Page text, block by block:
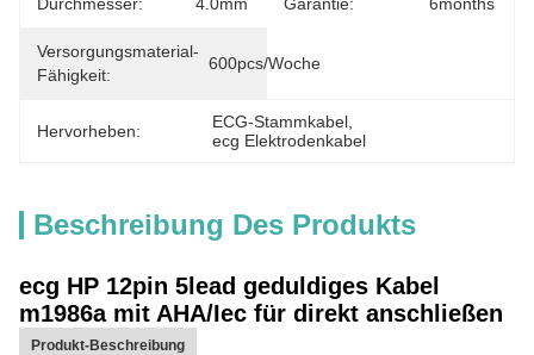
Versorgungsmaterial-
Fähigkeit:
600pcs/Woche
Hervorheben: ECG-Stammkabel
ecg Elektrodenkabel
Beschreibung Des Produkts
ecg HP 12pin 5lead geduldiges Kabel
m1986a mit AHA/Iec für direkt anschließen
Produkt-Beschreibung